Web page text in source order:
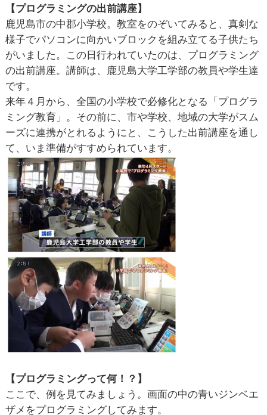
【プログラミングの出前講座】
鹿児島市の中郡小学校。教室をのぞいてみると、真剣な
様子でパソコンに向かいブロックを組み立てる子供たち
がいました。この日行われていたのは、プログラミング
の出前講座。講師は、鹿児島大学工学部の教員や学生達
です。
来年４月から、全国の小学校で必修化となる「プログラ
ミング教育」。その前に、市や学校、地域の大学がスム
ーズに連携がとれるようにと、こうした出前講座を通し
て、いま準備がすすめられています。
【プログラミングって何！？】
ここで、例を見てみましょう。画面の中の青いジンベエ
ザメをプログラミングしてみます。